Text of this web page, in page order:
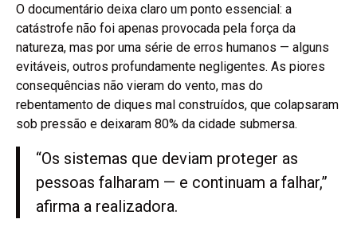
O documentário deixa claro um ponto essencial: a
catástrofe não foi apenas provocada pela força da
natureza, mas por uma série de erros humanos — alguns
evitáveis, outros profundamente negligentes. As piores
consequências não vieram do vento, mas do
rebentamento de diques mal construídos, que colapsaram
sob pressão e deixaram 80% da cidade submersa.
“Os sistemas que deviam proteger as
pessoas falharam — e continuam a falhar,”
afirma a realizadora.